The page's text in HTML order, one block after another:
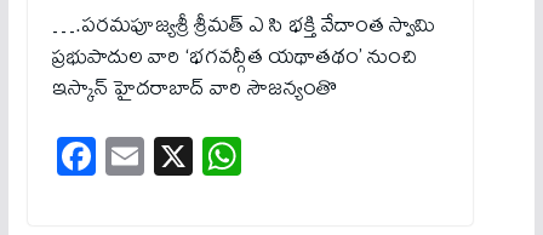
….పరమపూజ్యశ్రీ శ్రీమత్‌ ఎ సి భక్తి వేదాంత స్వామి
ప్రభుపాదుల వారి ‘భగవద్గీత యథాతథం’ నుంచి
ఇస్కాన్‌ హైదరాబాద్‌ వారి సౌజన్యంతొ
Fa
ce
E
m
X W
ha